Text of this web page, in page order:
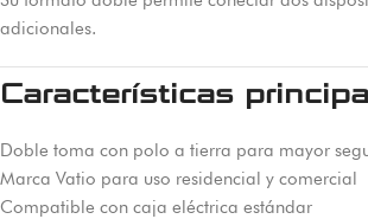
adicionales.
Características
Doble toma con polo a tierra para mayor
Marca Vatio para uso residencial y comercial
Compatible con caja eléctrica estándar